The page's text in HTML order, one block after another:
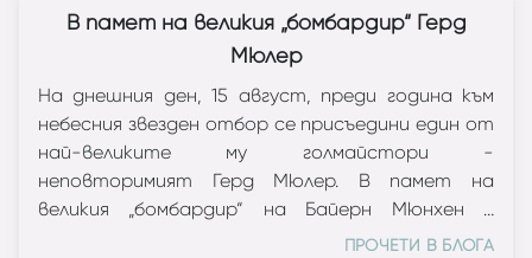
австрийската футболна федерация след мача
Австрия – Германия, за което свидетелства и
надписа върху фланелката. Герд Мюлер записва
невероятните 62 гола в 68 двубоя за националния
отбор, както и 398 попадения в 453 мача за Байерн
Мюнхен. Световен (1974) и Европейски шампион (1972)
с ФРГ, Мюлер е също така трикратен носител на
КЕШ с баварците (1974, 1975, 1976). Печели "Златната
топка" за 1970 година, когато отбелязва и 10 гола
В памет на великия „бомбардир“ Герд
Мюлер
На днешния ден, 15 август, преди година към
небесния звезден отбор се присъедини един от
най-великите му голмайстори -
неповторимият Герд Мюлер. В памет на
великия „бомбардир“ на Байерн Мюнхен и
Германия ви показваме негов екип, част от
ПРОЧЕТИ В БЛОГА